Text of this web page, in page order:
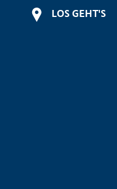
LOS GEHT'S